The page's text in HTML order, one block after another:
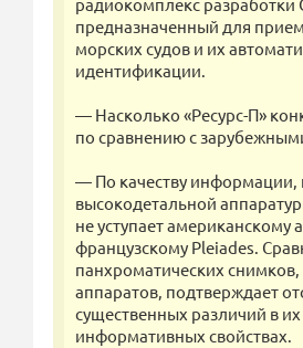
предназначенный для
морских судов и их
идентификации.
— Насколько «Ресурс-П»
по сравнению с
— По качеству информации,
высокодетальной
не уступает американскому
французскому Pleiades.
панхроматических снимков,
аппаратов, подтверждает
существенных различий в
информативных свойствах.